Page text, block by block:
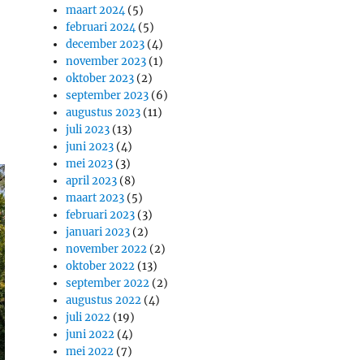
maart 2024(5)
februari 2024(5)
december 2023 (4)
november 2023 (1)
oktober 2023 (2)
september 2023 (6)
augustus 2023 (11)
juli 2023 (13)
juni 2023 (4)
mei 2023 (3)
april 2023 (8)
maart 2023 (5)
februari 2023 (3)
januari 2023 (2)
november 2022 (2)
oktober 2022 (13)
september 2022 (2)
augustus 2022 (4)
juli 2022 (19)
juni 2022 (4)
mei 2022 (7)